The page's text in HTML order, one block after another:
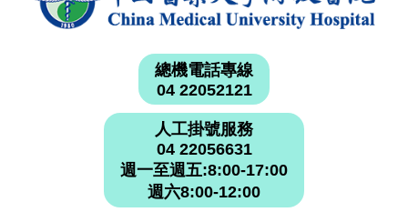
總機電話專線
04 22052121
人工掛號服務
04 22056631
週一至週五:8:00-17:00
週六8:00-12:00